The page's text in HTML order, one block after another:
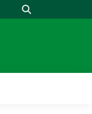
Suche